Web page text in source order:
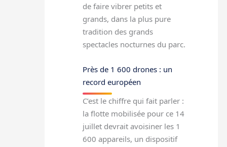
de faire vibrer petits et
grands, dans la plus pure
tradition des grands
spectacles nocturnes du parc.
Près de 1 600 drones : un
record européen
C’est le chiffre qui fait parler :
la flotte mobilisée pour ce 14
juillet devrait avoisiner les 1
600 appareils, un dispositif